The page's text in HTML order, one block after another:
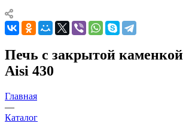
Печь с закрытой каменкой
Aisi 430
Главная
—
Каталог